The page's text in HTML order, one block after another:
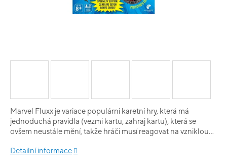
Marvel Fluxx je variace populárni karetní hry, která má
jednoduchá pravidla (vezmi kartu, zahraj kartu), která se
ovšem neustále mění, takže hráči musí reagovat na vzniklou
se ovšem taky každou chvíli mění). V tomto vydání tak budou
Detailní informace